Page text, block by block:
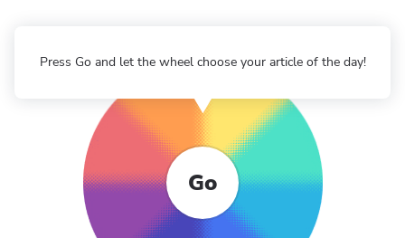
Go
Press Go and let the wheel choose your article of the day!